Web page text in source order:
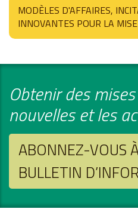
MODÈLES D'AFFAIRES,
INNOVANTES POUR LA
Obtenir des
nouvelles et les
ABONNEZ-VOUS
BULLETIN